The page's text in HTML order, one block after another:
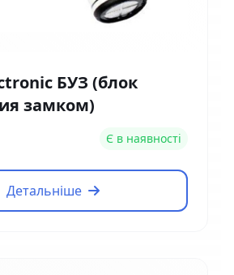
БУЗ (блок
замком)
Є в наявності
Детальніше